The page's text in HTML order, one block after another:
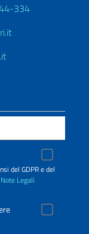
334
del GDPR e del
Note Legali